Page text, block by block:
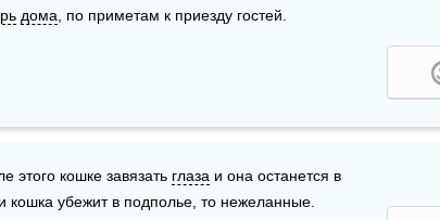
дома , по приметам к приезду гостей.
этого кошке завязать глаза и она останется в
кошка убежит в подполье, то нежеланные.